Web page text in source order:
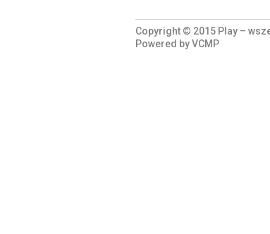
Copyright © 2015 Play –
Powered byVCMP